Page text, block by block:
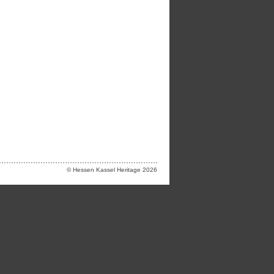
© Hessen Kassel Heritage 2026